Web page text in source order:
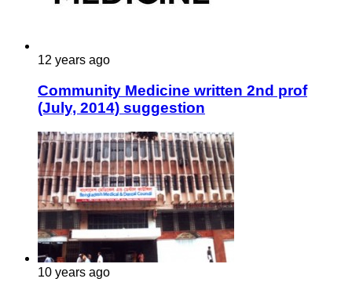
12 years ago
Community Medicine written 2nd prof
(July, 2014) suggestion
10 years ago